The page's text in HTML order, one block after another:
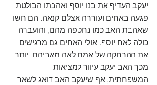
יעקב העדיף את בנו יוסף ואהבתו הבולטת
פגעה באחים ועוררה אצלם קנאה. הם חשו
שאהבת האב כמו נחטפה מהם, והועברה
כולה לאח יוסף. אולי האחים גם מרגישים
את ההרחקה של אמם לאה מאביהם. יותר
מכך האב יעקב עיוור למציאות
המשפחתית, אף שיעקב האב דואג לשאר